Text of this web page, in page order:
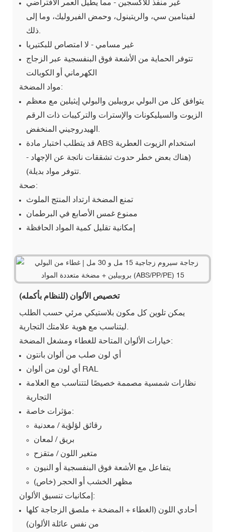
غير منفذ للأكسجين - مما يطيل العمر الافتراضي
لفيتامين سي، والريتينول، وحمض الفيروليك، وما إلى
غير مسامي - لا امتصاص للبكتيريا
تتوفر الحماية من الأشعة فوق البنفسجية عبر الزجاج
الكهرماني أو الكوبالت
مواد المضخة:
يتوافق كل من البولي بروبيلين والبولي إيثيلين مع معظم
الزيوت والسيليكونات والإسترات والتركيبات ذات الرقم
قد يتطلب اختبار مادة ABS استخدام الزيوت العطرية
(هناك بعض خطر حدوث تشققات ناتجة عن الإجهاد -
صحة:
تمنع المضخة ارتداد المنتج الملوث
ممنوع غمس الأصابع في البرطمان
إمكانية تقليل كمية المواد الحافظة
تخصيص الألوان (للنظام بأكمله)
يمكن تلوين كل مكون بلاستيكي مرئي حسب الطلب
خيارات الألوان المتاحة للغطاء ومشغل المضخة:
أي لون صلب من ألوان بانتون
أي لون من ألوان RAL
نظارات شمسية مصممة خصيصًا لتتناسب مع العلامة
التجارية
مؤثرات خاصة:
رقائق لؤلؤية / معدنية
بريق / لمعان
متغير اللون / متقزح
يتفاعل مع الأشعة فوق البنفسجية أو النيون
مظهر الخشب أو الحجر (خاص)
إمكانيات تنسيق الألوان:
أحادي اللون (الغطاء + المضخة + ملصق الزجاجة كلها
من نفس عائلة الألوان)